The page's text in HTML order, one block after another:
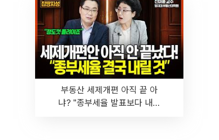
부동산 세제개편 아직 끝 아
냐? "종부세율 발표보다 내릴